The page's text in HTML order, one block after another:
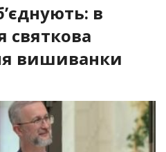
в
святкова
вишиванки